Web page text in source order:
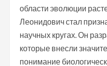
области эволюции
Леонидович стал
научных кругах. Он
которые внесли
понимание